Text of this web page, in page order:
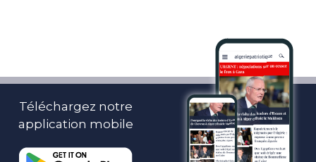
Téléchargez notre
application mobile